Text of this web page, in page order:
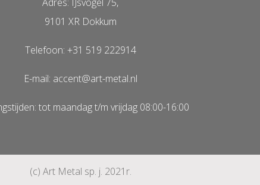
9101 XR Dokkum
Telefoon: +31 519 222914
E-mail: accent@art-metal.nl
tot maandag t/m vrijdag 08:00-16:00
(c) Art Metal sp. j. 2021r.